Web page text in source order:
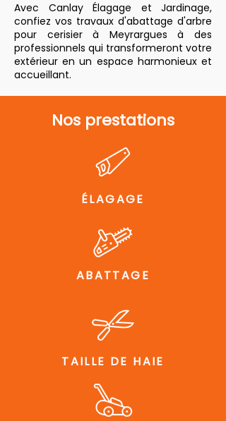
Avec Canlay Élagage et Jardinage,
confiez vos travaux d'abattage d'arbre
pour cerisier à Meyrargues à des
professionnels qui transformeront votre
extérieur en un espace harmonieux et
accueillant.
Nos prestations
ÉLAGAGE
ABATTAGE
TAILLE DE HAIE